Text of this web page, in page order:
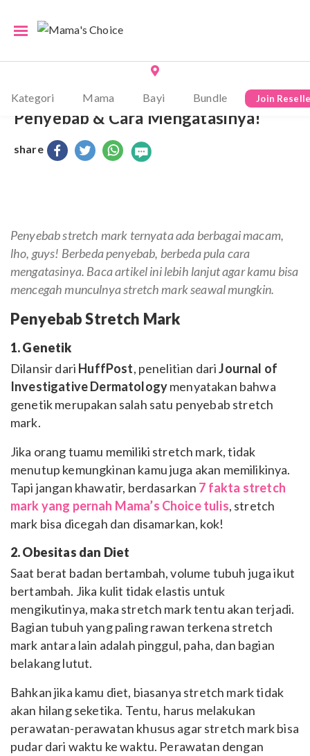
Kategori Mama Bayi Bundle Join
Punya Stretch Mark Di Tubuh? Ini
Penyebab & Cara Mengatasinya!
share
Penyebab stretch mark ternyata ada berbagai macam,
lho, guys! Berbeda penyebab, berbeda pula cara
mengatasinya. Baca artikel ini lebih lanjut agar kamu bisa
mencegah munculnya stretch mark seawal mungkin.
Penyebab Stretch Mark
1. Genetik
Dilansir dari HuffPost, penelitian dariJournal of
Investigative Dermatologymenyatakan bahwa
genetik merupakan salah satu penyebab stretch
mark.
Jika orang tuamu memiliki stretch mark, tidak
menutup kemungkinan kamu juga akan memilikinya.
Tapi jangan khawatir, berdasarkan 7 fakta stretch
mark yang pernah Mama’s Choice tulis, stretch
mark bisa dicegah dan disamarkan, kok!
2. Obesitas dan Diet
Saat berat badan bertambah, volume tubuh juga ikut
bertambah. Jika kulit tidak elastis untuk
mengikutinya, maka stretch mark tentu akan terjadi.
Bagian tubuh yang paling rawan terkena stretch
mark antara lain adalah pinggul, paha, dan bagian
belakang lutut.
Bahkan jika kamu diet, biasanya stretch mark tidak
akan hilang seketika. Tentu, harus melakukan
perawatan-perawatan khusus agar stretch mark bisa
pudar dari waktu ke waktu. Perawatan dengan